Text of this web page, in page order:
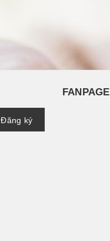
Đăng ký
FANPAGE